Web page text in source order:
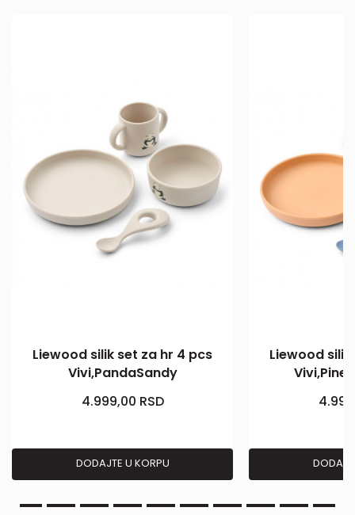
Liewood silik set za hr 4 pcs
Vivi,PandaSandy
4.999,00 RSD
DODAJTE U KORPU
Liewood